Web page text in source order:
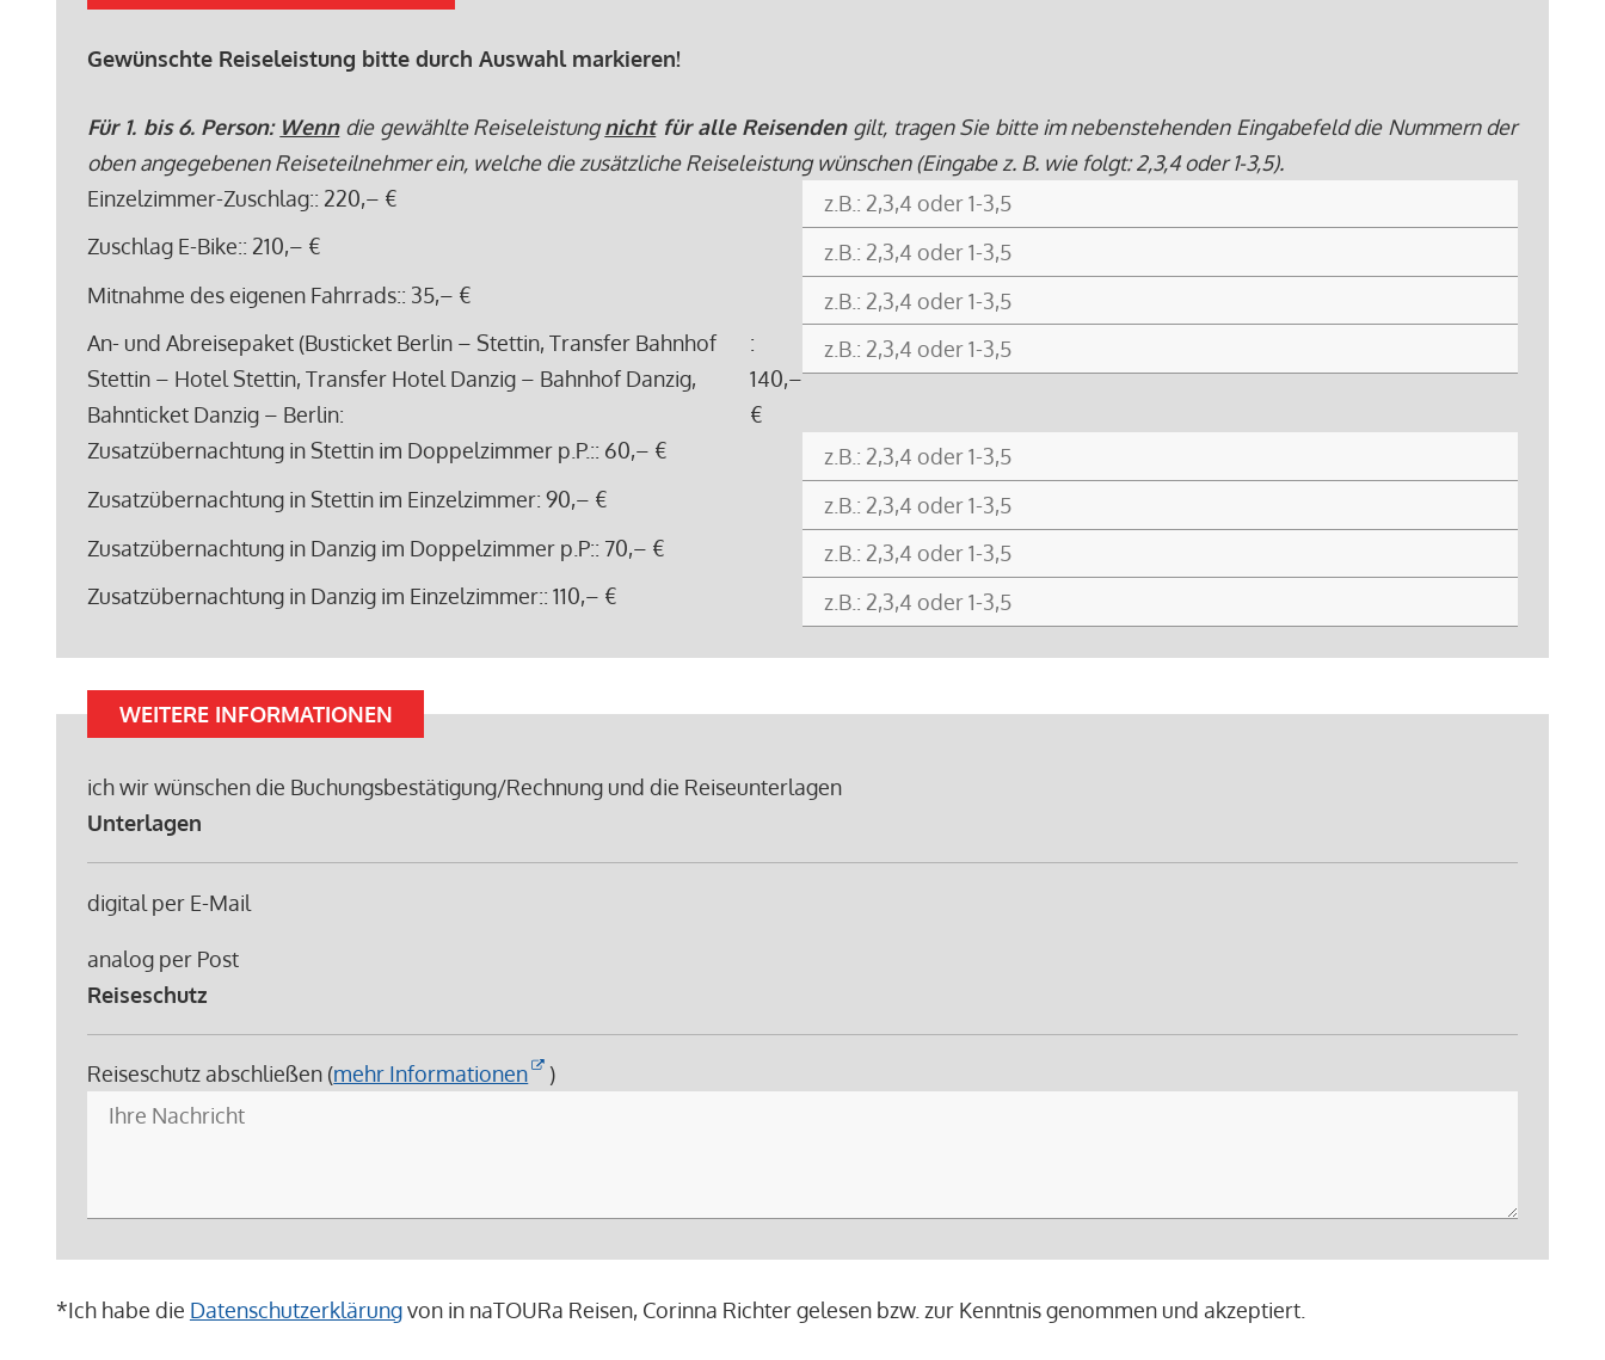
Gewünschte Reiseleistung bitte durch Auswahl markieren!
Für 1. bis 6. Person: Wenn die gewählte Reiseleistungnichtfür alle Reisenden gilt, tragen Sie bitte im nebenstehenden Eingabefeld die Nummern der
oben angegebenen Reiseteilnehmer ein, welche die zusätzliche Reiseleistung wünschen (Eingabe z. B. wie folgt: 2,3,4 oder 1-3,5).
Einzelzimmer-Zuschlag:: 220,– €
Zuschlag E-Bike:: 210,– €
Mitnahme des eigenen Fahrrads:: 35,– €
An- und Abreisepaket (Busticket Berlin – Stettin, Transfer Bahnhof
Stettin – Hotel Stettin, Transfer Hotel Danzig – Bahnhof Danzig,
Bahnticket Danzig – Berlin:
:
140,–
€
Zusatzübernachtung in Stettin im Doppelzimmer p.P.:: 60,– €
Zusatzübernachtung in Stettin im Einzelzimmer: 90,– €
Zusatzübernachtung in Danzig im Doppelzimmer p.P:: 70,– €
Zusatzübernachtung in Danzig im Einzelzimmer:: 110,– €
WEITERE INFORMATIONEN
ich wir wünschen die Buchungsbestätigung/Rechnung und die Reiseunterlagen
Unterlagen
digital per E-Mail
analog per Post
Reiseschutz
Reiseschutz abschließen (mehr Informationen )
*Ich habe die Datenschutzerklärungvon in naTOURa Reisen, Corinna Richter gelesen bzw. zur Kenntnis genommen und akzeptiert.